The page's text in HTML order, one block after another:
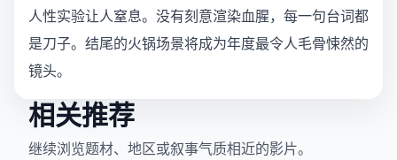
人性实验让人窒息。没有刻意渲染血腥，每一句台词都
是刀子。结尾的火锅场景将成为年度最令人毛骨悚然的
镜头。
相关推荐
继续浏览题材、地区或叙事气质相近的影片。